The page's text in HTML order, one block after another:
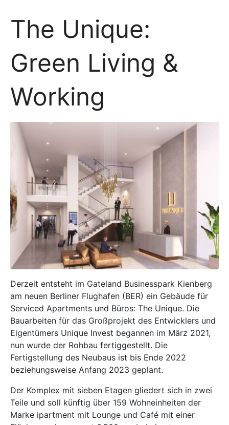
The Unique:
Green Living &
Working
Derzeit entsteht im Gateland Businesspark Kienberg
am neuen Berliner Flughafen (BER) ein Gebäude für
Serviced Apartments und Büros: The Unique. Die
Bauarbeiten für das Großprojekt des Entwicklers und
Eigentümers Unique Invest begannen im März 2021,
nun wurde der Rohbau fertiggestellt. Die
Fertigstellung des Neubaus ist bis Ende 2022
beziehungsweise Anfang 2023 geplant.
Der Komplex mit sieben Etagen gliedert sich in zwei
Teile und soll künftig über 159 Wohneinheiten der
Marke ipartment mit Lounge und Café mit einer